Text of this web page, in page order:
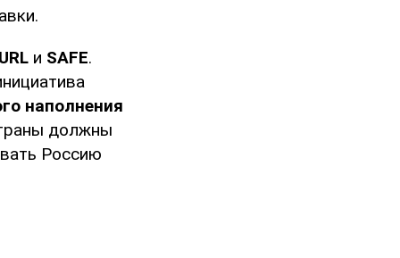
и SAFE.
наполнения
должны
Россию